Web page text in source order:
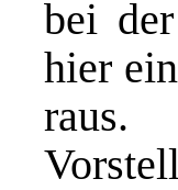
bei
hier